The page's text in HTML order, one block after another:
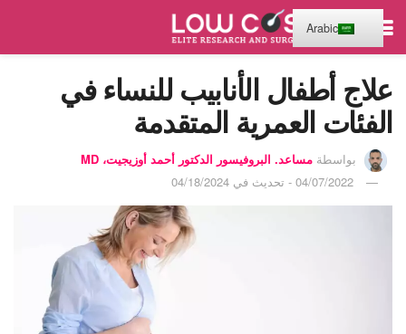
علاج أطفال الأنابيب للنساء في
الفئات العمرية المتقدمة
بواسطة مساعد. البروفيسور الدكتور أحمد أوزيجيت، MD
04/07/2022 - تحديث في 04/18/2024
Arabic